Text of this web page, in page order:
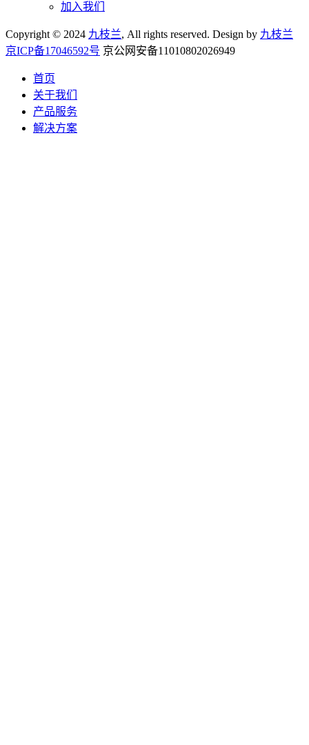
加入我们
Copyright © 2024 九枝兰, All rights reserved. Design by 九枝兰
京ICP备17046592号 京公网安备11010802026949
首页
关于我们
产品服务
解决方案